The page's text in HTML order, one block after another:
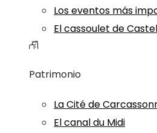
Los eventos más
El cassoulet de
Patrimonio
La Cité de
El canal du Midi